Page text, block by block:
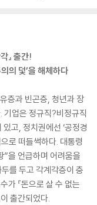
』 출간!
의 덫’을 해체하다
층과 빈곤층, 청년과 장
기업은 정규직?비정규직
고, 정치권에선 ‘공정경
로 떠들썩하다. 대통령
”을 언급하며 어려움을
를 두고 각계각층이 충
가 『돈으로 살 수 없는
출간되었다.